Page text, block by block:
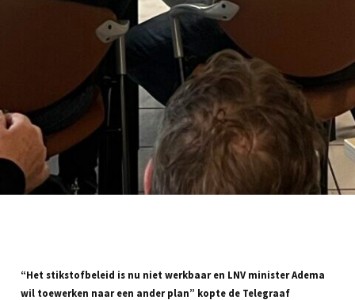
“Het stikstofbeleid is nu niet werkbaar en LNV minister Adema
wil toewerken naar een ander plan” kopte de Telegraaf